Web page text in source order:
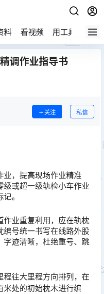
料 看视频 用工具 论技
调作业指导书
关注 私信
业，提高现场作业精准
级或超一级轨检小车作业
。
作业重复利用，应在轨枕
编号统一书写在线路外股
字迹清晰，杜绝重号、跳
程往大里程方向排列，在
米处的初始枕木进行编